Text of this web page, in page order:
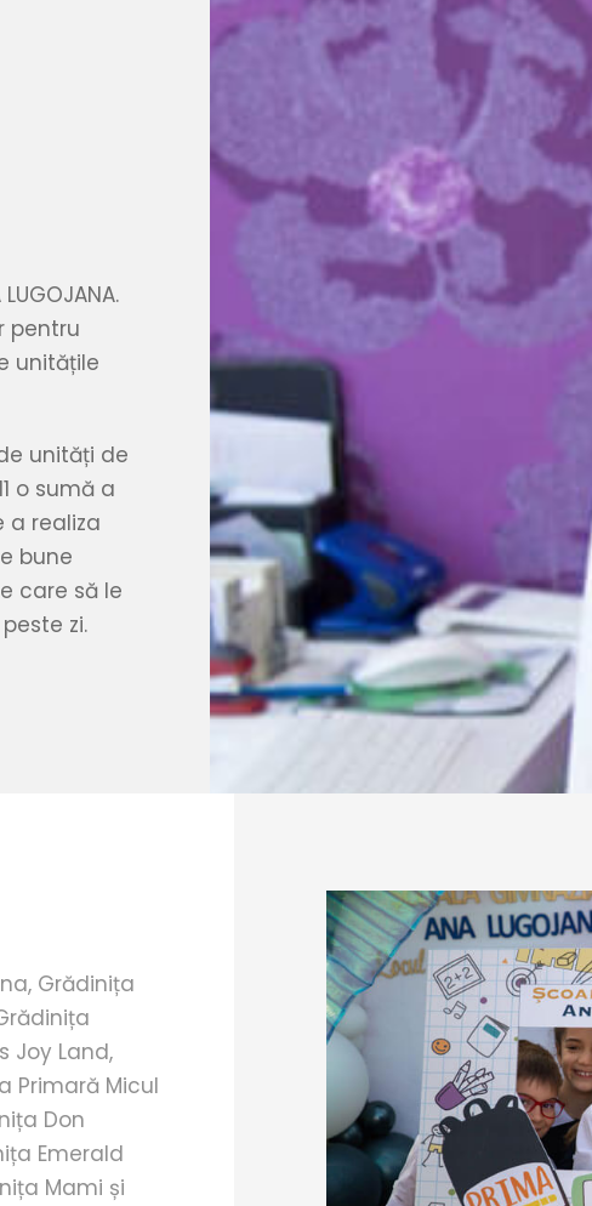
pentru
unitățile
unități de
o sumă a
a realiza
bune
care să le
zi.
Grădinița
Joy Land,
Primară Micul
Don
Emerald
Mami și